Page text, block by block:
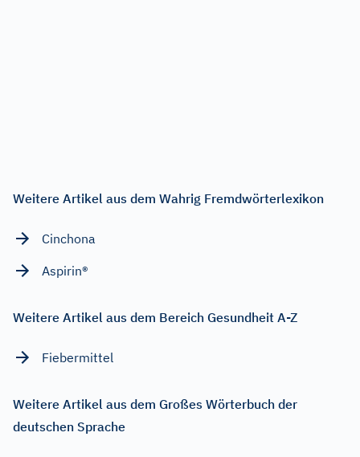
Weitere Artikel aus dem Wahrig Fremdwörterlexikon
Cinchona
Aspirin®
Weitere Artikel aus dem Bereich Gesundheit A-Z
Fiebermittel
Weitere Artikel aus dem Großes Wörterbuch der
deutschen Sprache